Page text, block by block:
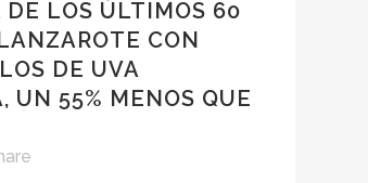
LOS ÚLTIMOS 60
CON
DE UVA
UN 55% MENOS QUE